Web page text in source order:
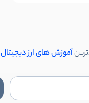
آموزش های ارز دیجیتال